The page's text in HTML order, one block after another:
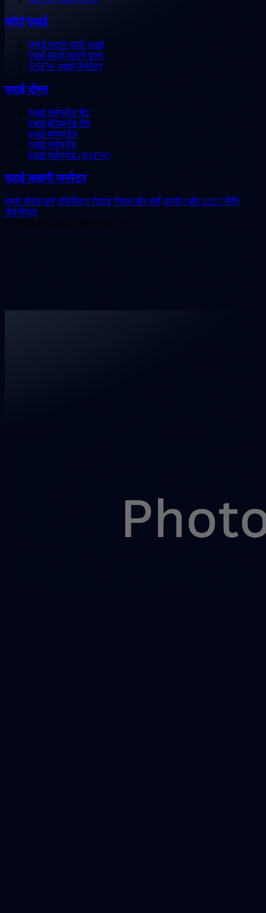
फोटो एआई
कपड़े हटाने वाली एआई
एआई कपड़े हटाने वाला
NSFW एआई जेनरेटर
एआई दोस्त
एआई गर्लफ्रेंड चैट
एआई बॉयफ्रेंड चैट
एआई बॉयफ्रेंड
एआई गर्लफ्रेंड
एआई गर्लफ्रेंड (NSFW)
एआई कहानी जनरेटर
हमसे संपर्क करें एफिलिएट रिफंड नियम और शर्तें उपयोग और 2257 नीति
गोपनीयता
© 2026 Xme. All Rights Reserved